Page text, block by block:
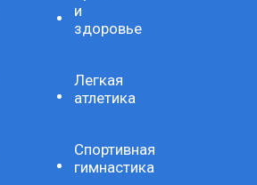
и
здоровье
Легкая
атлетика
Спортивная
гимнастика